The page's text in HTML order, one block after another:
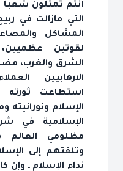
أنتم تمثلون شعباً
التي مازالت في
المشاكل
لقوتين
الشرق والغرب،
الارهابيين
استطاعت
الإسلام ونورانيته
الإسلامية في
مظلومي العالم
وتلفتهم إلى
نداء الإسلام ـ